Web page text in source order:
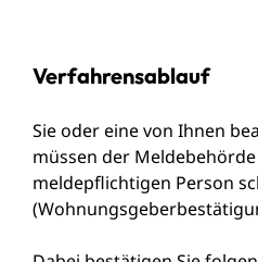
Verfahrensablauf
Sie oder eine von Ihnen
müssen der
meldepflichtigen Person